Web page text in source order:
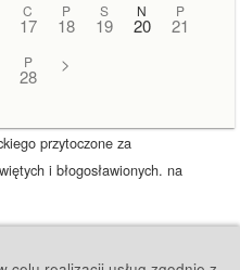
C
17
P
18
S
19
N
20
P
21
P
28
>
przytoczone za
i błogosławionych. na